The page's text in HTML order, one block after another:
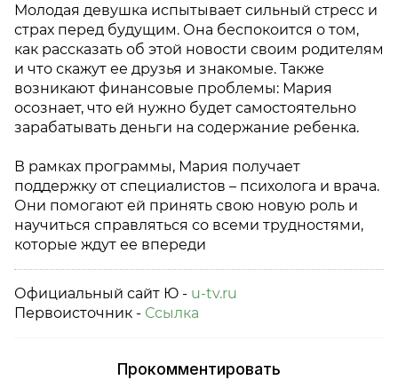
Молодая девушка испытывает сильный стресс и
страх перед будущим. Она беспокоится о том,
как рассказать об этой новости своим родителям
и что скажут ее друзья и знакомые. Также
возникают финансовые проблемы: Мария
осознает, что ей нужно будет самостоятельно
зарабатывать деньги на содержание ребенка.
В рамках программы, Мария получает
поддержку от специалистов – психолога и врача.
Они помогают ей принять свою новую роль и
научиться справляться со всеми трудностями,
которые ждут ее впереди
Официальный сайт Ю - u-tv.ru
Первоисточник - Ссылка
Прокомментировать